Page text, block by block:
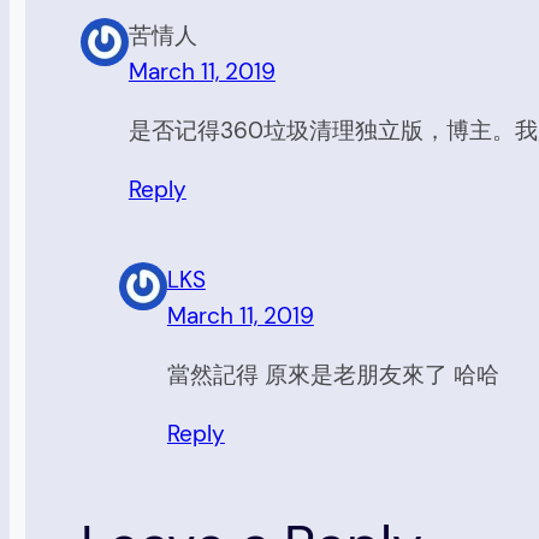
苦情人
March 11, 2019
是否记得360垃圾清理独立版，博主。
Reply
LKS
March 11, 2019
當然記得 原來是老朋友來了 哈哈
Reply